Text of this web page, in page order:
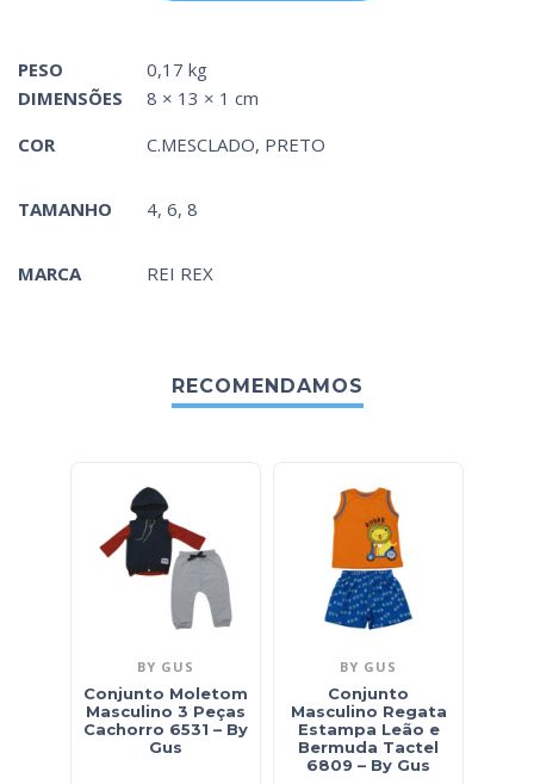
PESO
0,17 kg
DIMENSÕES
8 × 13 × 1 cm
COR
C.MESCLADO, PRETO
TAMANHO 4, 6, 8
MARCA REI REX
RECOMENDAMOS
BY GUS
Conjunto Moletom
Masculino 3 Peças
Cachorro 6531 – By
Gus
BY GUS
Conjunto
Masculino Regata
Estampa Leão e
Bermuda Tactel
6809 – By Gus